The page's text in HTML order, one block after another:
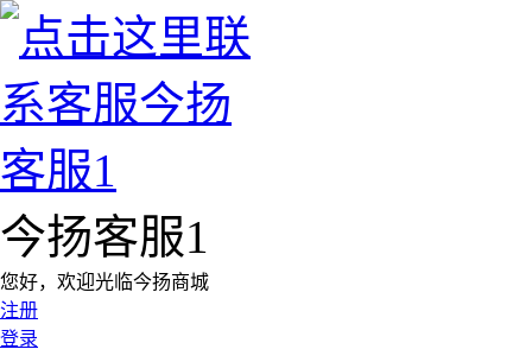
今扬客服1
您好，欢迎光临今扬商城
注册
登录